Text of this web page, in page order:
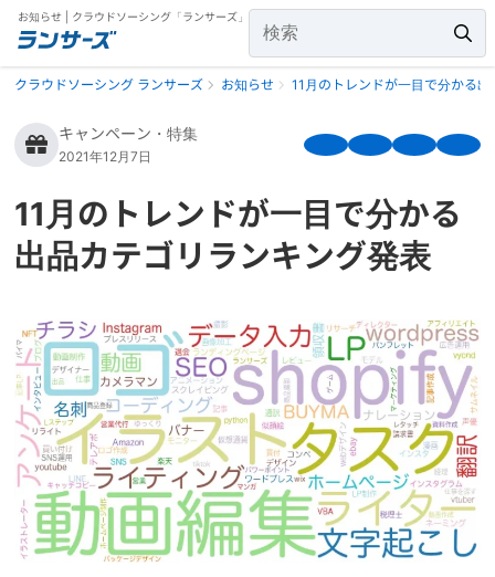
お知らせ | クラウドソーシング「ランサーズ」
クラウドソーシング ランサーズ お知らせ 11月のトレンドが一目で分かる
キャンペーン・特集
2021年12月7日
11月のトレンドが一目で分かる
出品カテゴリランキング発表